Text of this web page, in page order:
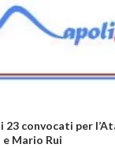
i 23 convocati per
e Mario Rui